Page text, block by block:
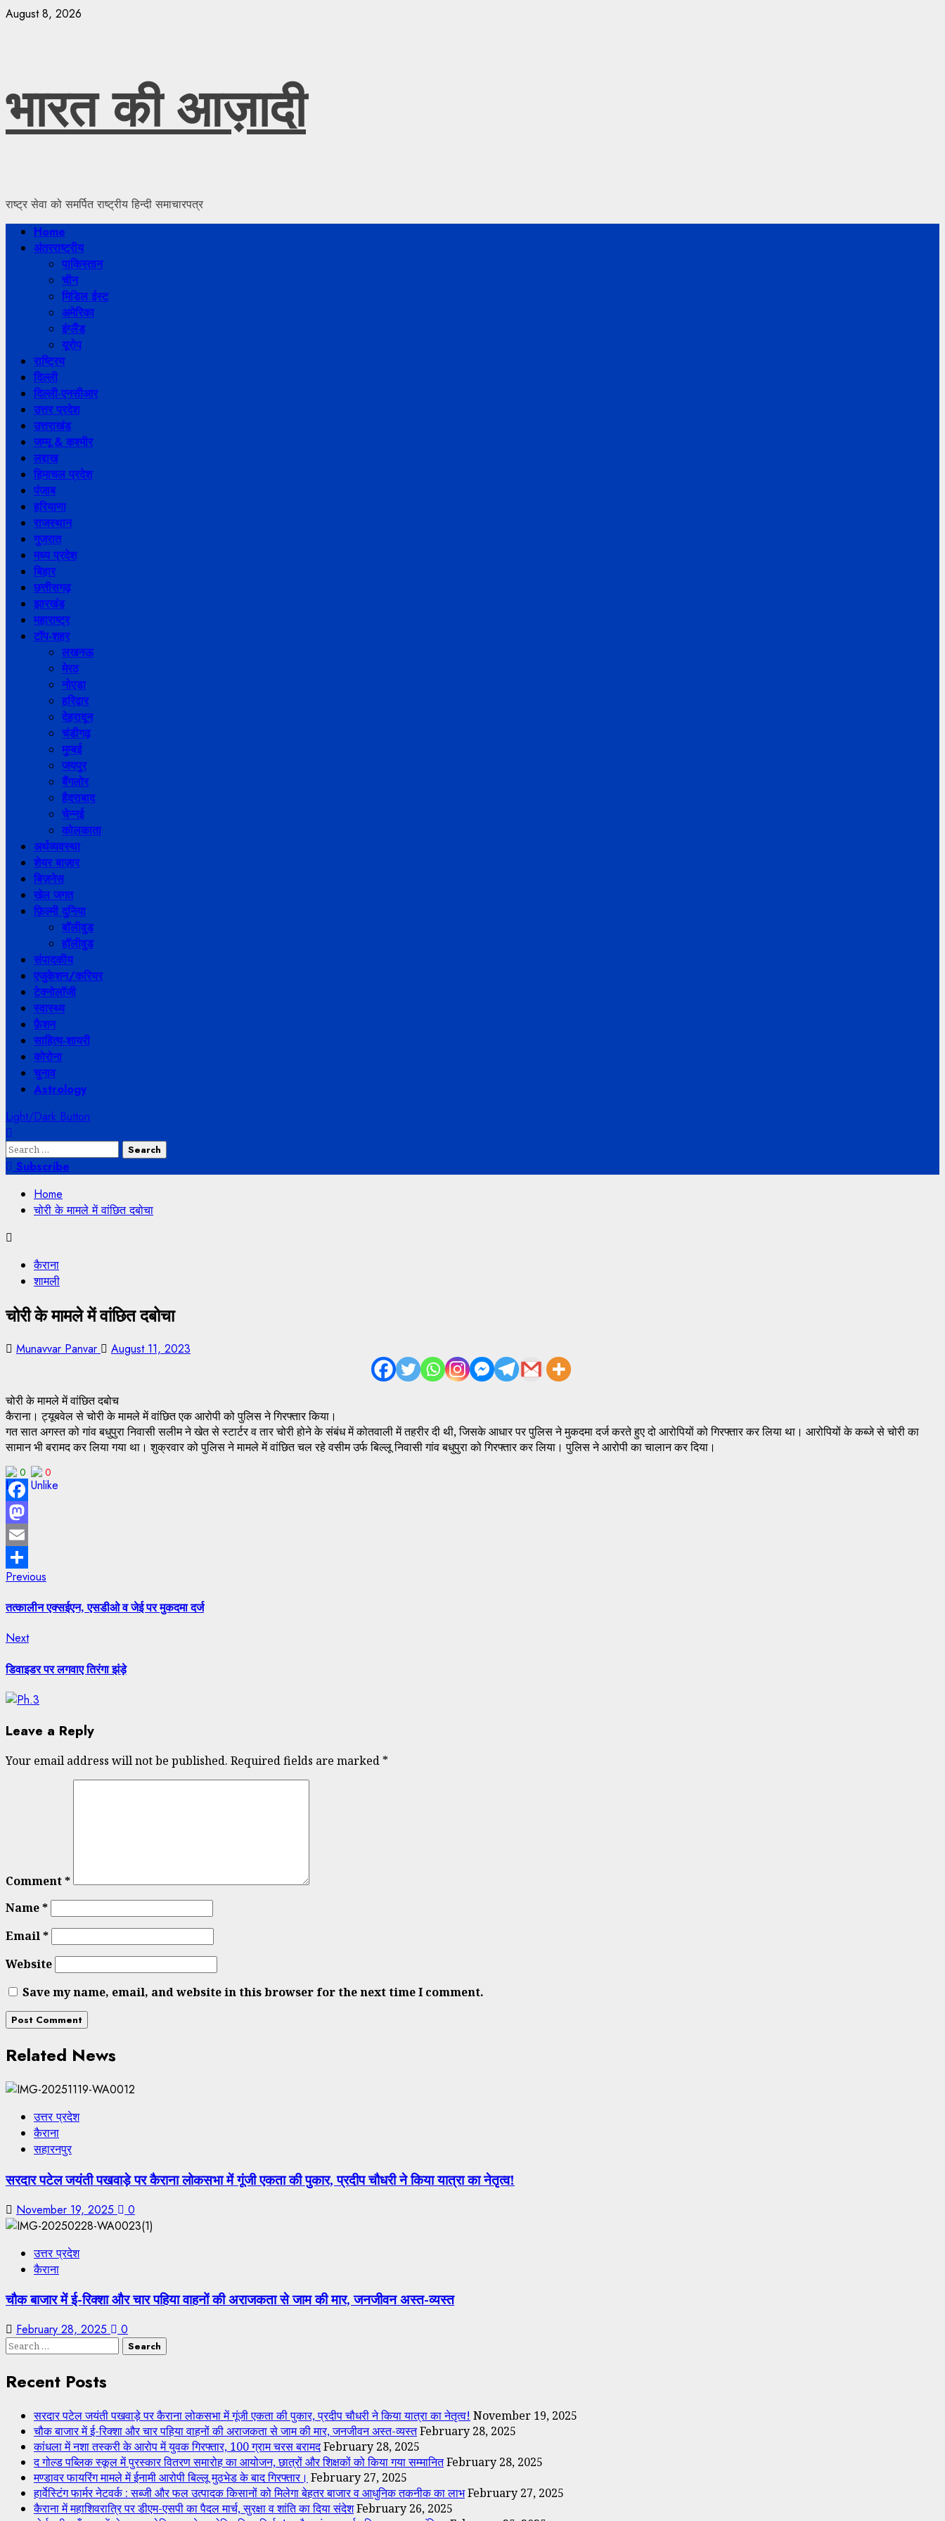
Skip
August 8, 2026
भारत की आज़ादी
राष्ट्र सेवा को समर्पित राष्ट्रीय हिन्दी समाचारपत्र
Primary
Menu
Home
अंतरराष्ट्रीय
पाकिस्तान
चीन
मिडिल ईस्ट
अमेरिका
इंग्लैंड
यूरोप
राष्ट्रिय
दिल्ली
दिल्ली-एनसीआर
उत्तर प्रदेश
उत्तराखंड
जम्मू & कश्मीर
लद्दाख
हिमाचल प्रदेश
पंजाब
हरियाणा
राजस्थान
गुजरात
मध्य प्रदेश
बिहार
छत्तीसगढ़
झारखंड
महाराष्ट्र
टॉप-शहर
लखनऊ
मेरठ
नोएडा
हरिद्वार
देहरादून
चंडीगढ़
मुम्बई
जयपुर
बैंगलोर
हैदराबाद
चेन्नई
कोलकाता
अर्थव्यवस्था
शेयर बाज़ार
बिज़नेस
खेल जगत
फ़िल्मी दुनिया
बॉलीवुड
हॉलीवुड
संपादकीय
एजुकेशन/करियर
टेक्नोलॉजी
स्वास्थ्य
फ़ैशन
साहित्य-शायरी
कोरोना
चुनाव
Astrology
Light/Dark Button
Search
for:Subscribe
Home
चोरी के मामले में वांछित दबोचा
कैराना
शामली
चोरी के मामले में वांछित दबोचा
Munavvar Panvar August 11, 2023
चोरी के मामले में वांछित दबोच
कैराना। ट्यूबवेल से चोरी के मामले में वांछित एक आरोपी को पुलिस ने गिरफ्तार किया।
गत सात अगस्त को गांव बधुपुरा निवासी सलीम ने खेत से स्टार्टर व तार चोरी होने के संबंध में कोतवाली में तहरीर दी थी, जिसके आधार पर पुलिस ने मुकदमा दर्ज करते हुए दो आरोपियों को गिरफ्तार कर लिया था। आरोपियों के कब्जे से चोरी का
सामान भी बरामद कर लिया गया था। शुक्रवार को पुलिस ने मामले में वांछित चल रहे वसीम उर्फ बिल्लू निवासी गांव बधुपुरा को गिरफ्तार कर लिया। पुलिस ने आरोपी का चालान कर दिया।
0 0
Facebook
Mastodon
Email
Share
Post
navigation
Previous
तत्कालीन एक्सईएन, एसडीओ व जेई पर मुकदमा दर्ज
NextNext
डिवाइडर पर लगवाए तिरंगा झंड़े
Leave a Reply
Your email address will not be published. Required fields are marked *
Comment*
Name*
Email*
Website
Save my name, email, and website in this browser for the next time I comment.
Related News
उत्तर प्रदेश
कैराना
सहारनपुर
सरदार पटेल जयंती पखवाड़े पर कैराना लोकसभा में गूंजी एकता की पुकार, प्रदीप चौधरी ने किया यात्रा का नेतृत्व!
November 19, 2025 0
उत्तर प्रदेश
कैराना
चौक बाजार में ई-रिक्शा और चार पहिया वाहनों की अराजकता से जाम की मार, जनजीवन अस्त-व्यस्त
February 28, 2025
0
Search
Recent Posts
सरदार पटेल जयंती पखवाड़े पर कैराना लोकसभा में गूंजी एकता की पुकार, प्रदीप चौधरी ने किया यात्रा का नेतृत्व! November 19, 2025
चौक बाजार में ई-रिक्शा और चार पहिया वाहनों की अराजकता से जाम की मार, जनजीवन अस्त-व्यस्तFebruary 28, 2025
कांधला में नशा तस्करी के आरोप में युवक गिरफ्तार, 100 ग्राम चरस बरामदFebruary 28, 2025
द गोल्ड पब्लिक स्कूल में पुरस्कार वितरण समारोह का आयोजन, छात्रों और शिक्षकों को किया गया सम्मानितFebruary 28, 2025
मण्डावर फायरिंग मामले में ईनामी आरोपी बिल्लू मुठभेड के बाद गिरफ्तार। February 27, 2025
हार्वेस्टिंग फार्मर नेटवर्क : सब्जी और फल उत्पादक किसानों को मिलेगा बेहतर बाजार व आधुनिक तकनीक का लाभFebruary 27, 2025
कैराना में महाशिवरात्रि पर डीएम-एसपी का पैदल मार्च, सुरक्षा व शांति का दिया संदेशFebruary 26, 2025